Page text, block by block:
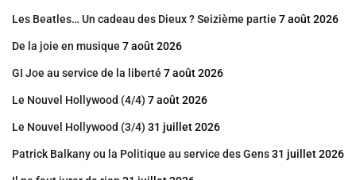
Les Beatles… Un cadeau des Dieux ? Seizième partie 7 août 2026
De la joie en musique 7 août 2026
GI Joe au service de la liberté 7 août 2026
Le Nouvel Hollywood (4/4) 7 août 2026
Le Nouvel Hollywood (3/4) 31 juillet 2026
Patrick Balkany ou la Politique au service des Gens31 juillet 2026